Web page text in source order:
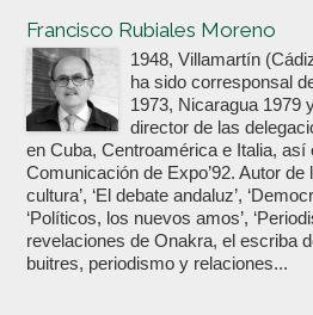
Francisco Rubiales Moreno
1948, Villamartín
ha sido corresponsal
1973, Nicaragua 1979
director de las
en Cuba, Centroamérica e Italia, así
Comunicación de Expo’92. Autor de
cultura’, ‘El debate andaluz’,
‘Políticos, los nuevos amos’,
revelaciones de Onakra, el escriba
buitres, periodismo y relaciones...